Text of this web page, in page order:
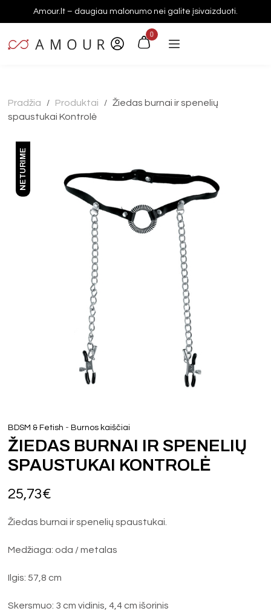
Amour.lt – daugiau malonumo nei galite įsivaizduoti.
0
Pradžia / Produktai /
Žiedas burnai ir spenelių
spaustukai Kontrolė
NETURIME
BDSM & Fetish -Burnos kaiščiai
ŽIEDAS BURNAI IR SPENELIŲ
SPAUSTUKAI KONTROLĖ
25,73€
Žiedas burnai ir spenelių spaustukai.
Medžiaga: oda / metalas
Ilgis: 57,8 cm
Skersmuo: 3 cm vidinis, 4,4 cm išorinis